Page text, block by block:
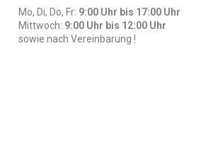
Mo, Di, Do, Fr: 9:00 Uhr bis 17:00 Uhr
Mittwoch: 9:00 Uhr bis 12:00 Uhr
sowie nach Vereinbarung !